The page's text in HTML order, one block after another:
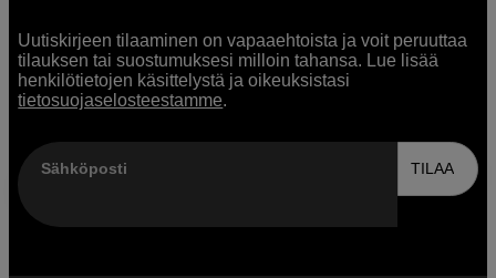
Uutiskirjeen tilaaminen on vapaaehtoista ja voit peruuttaa
tilauksen tai suostumuksesi milloin tahansa. Lue lisää
henkilötietojen käsittelystä ja oikeuksistasi
tietosuojaselosteestamme.
Sähköposti TILAA